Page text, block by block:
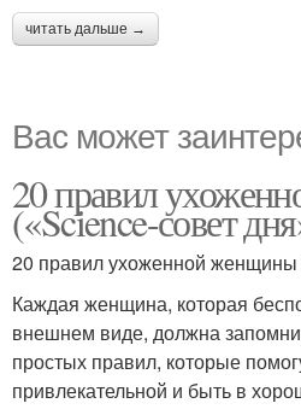
читать дальше →
Вас может
20 правил
(«Science-совет
20 правил ухоженной женщины
Каждая женщина, которая
внешнем виде, должна
простых правил, которые
привлекательной и быть в